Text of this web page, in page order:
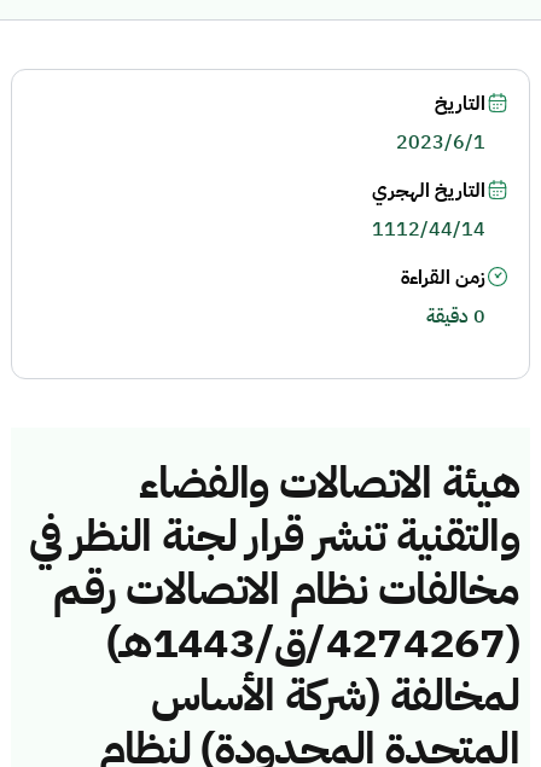
هيئة الاتصالات والفضاء
والتقنية تنشر قرار لجنة النظر في
مخالفات نظام الاتصالات رقم
(4274267/ق/1443هـ)
لمخالفة (شركة الأساس
المتحدة المحدودة) لنظام
التاريخ
2023/6/1
التاريخ الهجري
1112/44/14
زمن القراءة
0 دقيقة